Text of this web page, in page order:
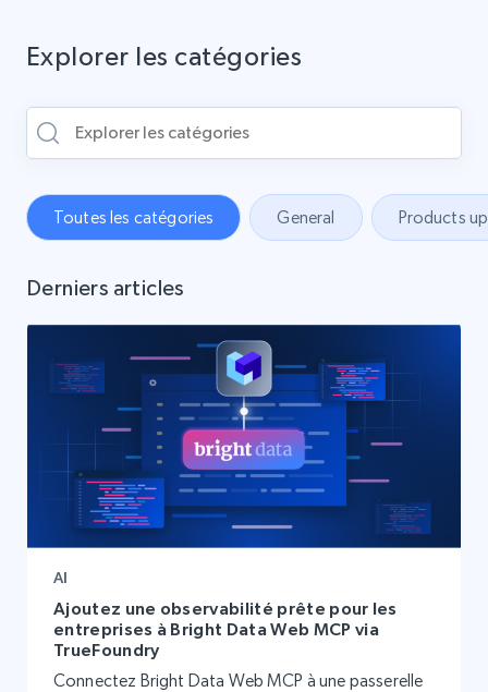
Explorer les catégories
Toutes les catégories General Products
Derniers articles
AI
Ajoutez une observabilité prête pour les
entreprises à Bright Data Web MCP via
TrueFoundry
Connectez Bright Data Web MCP à une passerelle